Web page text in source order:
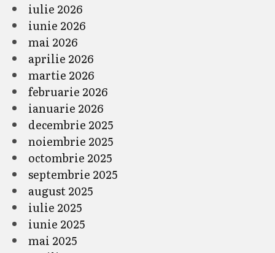
iulie 2026
iunie 2026
mai 2026
aprilie 2026
martie 2026
februarie 2026
ianuarie 2026
decembrie 2025
noiembrie 2025
octombrie 2025
septembrie 2025
august 2025
iulie 2025
iunie 2025
mai 2025